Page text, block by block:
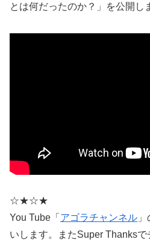
とは何だったのか？」を公開し
☆★☆★
You Tube「 アゴラチャンネル
いします。またSuper Thanksで